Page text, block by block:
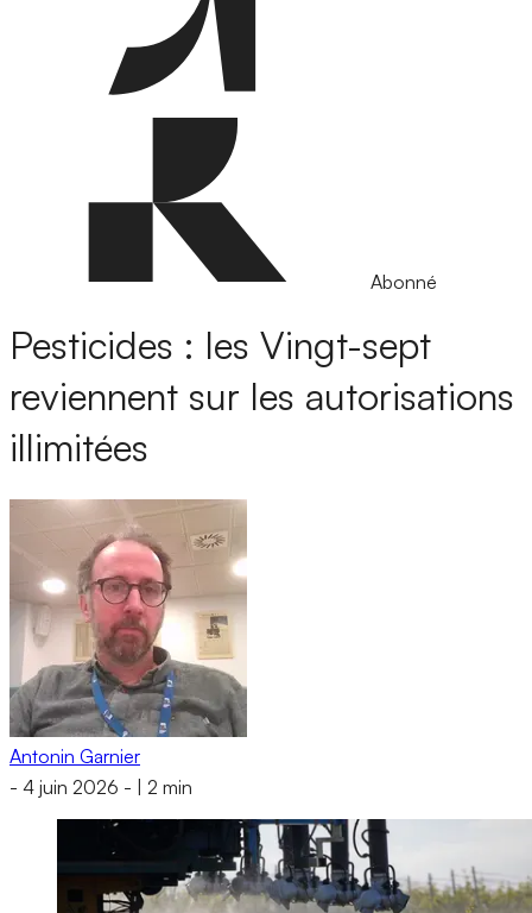
Abonné
Pesticides : les Vingt-sept
reviennent sur les autorisations
illimitées
Antonin Garnier
- 4 juin 2026 - 2 min